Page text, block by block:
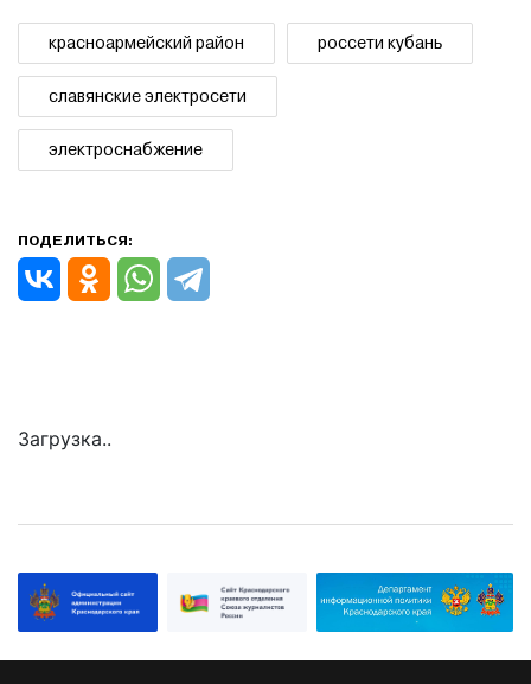
красноармейский район россети кубань
славянские электросети
электроснабжение
ПОДЕЛИТЬСЯ:
Загрузка..